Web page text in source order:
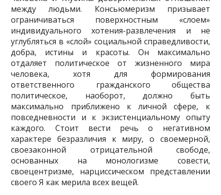
между людьми. Консьюмеризм призывает
ограничиваться поверхностным «слоем»
индивидуального хотения-развлечения и не
углубляться в «слой» социальной справедливости,
добра, истины и красоты. Он максимально
отдаляет политическое от жизненного мира
человека, хотя для формирования
ответственного гражданского общества
политическое, наоборот, должно быть
максимально приближено к личной сфере, к
повседневности и к экзистенциальному опыту
каждого. Стоит вести речь о негативном
характере безразличия к миру, о своемерной,
своезаконной отрицательной свободе,
основанных на монологизме совести,
своецентризме, нарциссическом представлении
своего Я как мерила всех вещей.